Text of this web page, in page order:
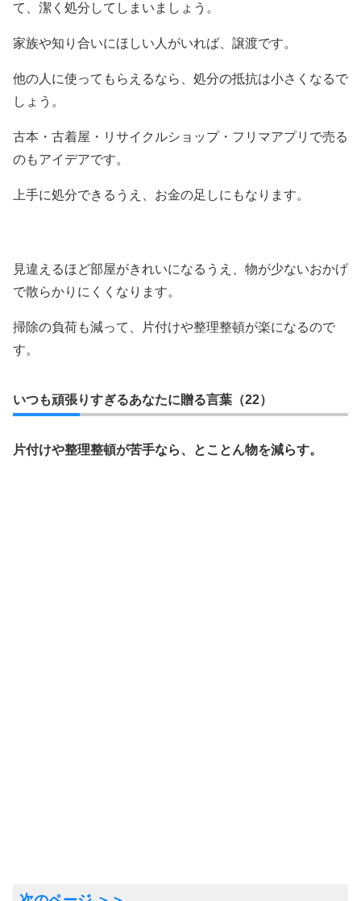
て、潔く処分してしまいましょう。
家族や知り合いにほしい人がいれば、譲渡です。
他の人に使ってもらえるなら、処分の抵抗は小さくなるで
しょう。
古本・古着屋・リサイクルショップ・フリマアプリで売る
のもアイデアです。
上手に処分できるうえ、お金の足しにもなります。
見違えるほど部屋がきれいになるうえ、物が少ないおかげ
で散らかりにくくなります。
掃除の負荷も減って、片付けや整理整頓が楽になるので
す。
いつも頑張りすぎるあなたに贈る言葉（22）
片付けや整理整頓が苦手なら、とことん物を減らす。